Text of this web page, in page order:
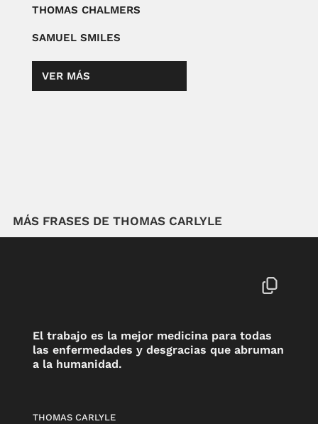
THOMAS CHALMERS
SAMUEL SMILES
VER MÁS
MÁS FRASES DE THOMAS CARLYLE
El trabajo es la mejor medicina para todas
las enfermedades y desgracias que abruman
a la humanidad.
THOMAS CARLYLE